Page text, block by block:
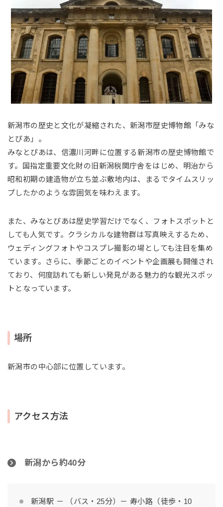
新潟市の歴史と文化が凝縮された、新潟市歴史博物館「みな
とぴあ」。
みなとぴあは、信濃川河畔に位置する新潟市の歴史博物館で
す。国指定重要文化財の旧新潟税関庁舎をはじめ、明治から
昭和初期の建造物が立ち並ぶ敷地内は、まるでタイムスリッ
プしたかのような雰囲気を味わえます。
また、みなとぴあは歴史学習だけでなく、フォトスポットと
しても人気です。クラシカルな建物群は写真映えするため、
ウェディングフォトやコスプレ撮影の場としても注目を集め
ています。さらに、季節ごとのイベントや企画展も開催され
ており、何度訪れても新しい発見がある魅力的な観光スポッ
トとなっています。
場所
新潟市の中心部に位置しています。
アクセス方法
新潟から約40分
新潟駅 － （バス・25分）－ 寿小路（徒歩・10